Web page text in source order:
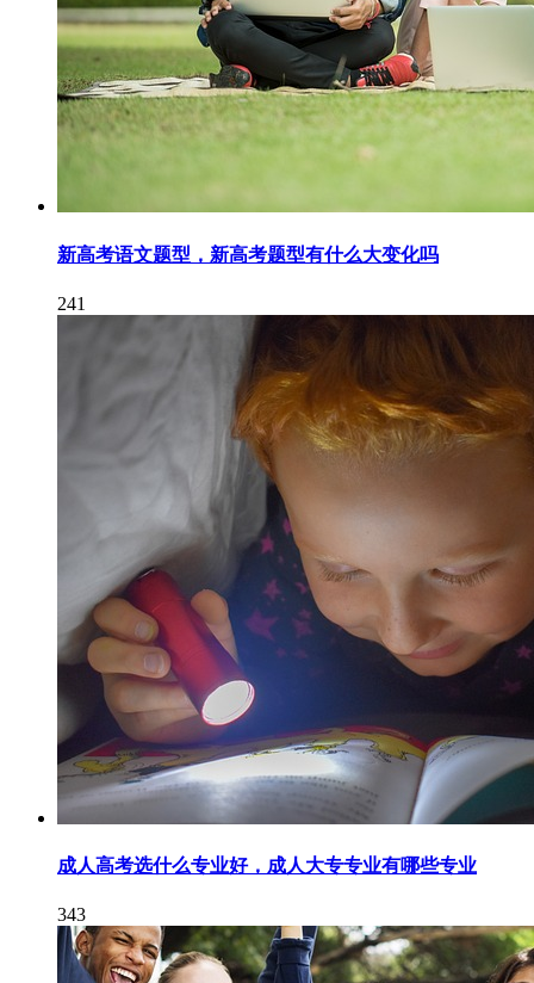
新高考语文题型，新高考题型有什么大变化吗
241
成人高考选什么专业好，成人大专专业有哪些专业
343